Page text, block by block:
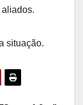
situação.